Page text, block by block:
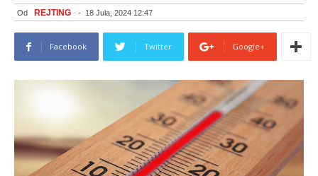
Od REJTING - 18 Jula, 2024 12:47
Facebook Twitter Google+